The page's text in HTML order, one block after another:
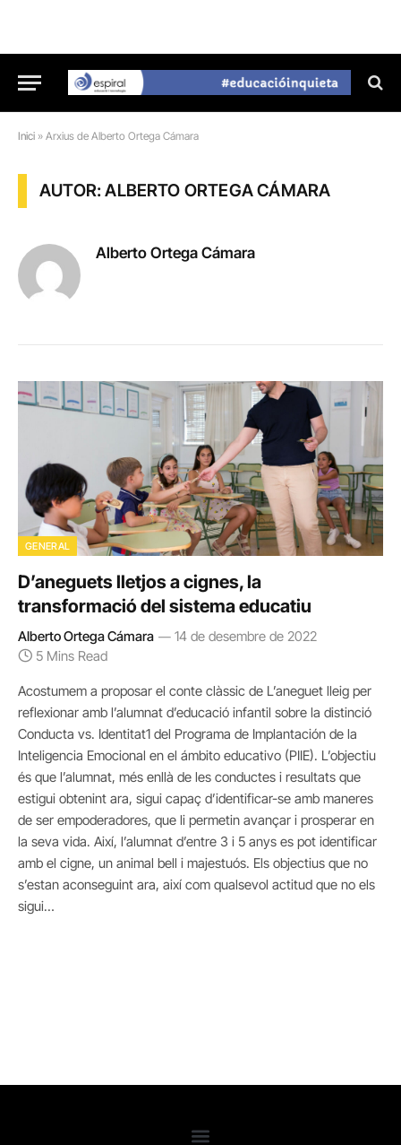
Inici » Arxius de Alberto Ortega Cámara
AUTOR: ALBERTO ORTEGA CÁMARA
Alberto Ortega Cámara
GENERAL
D’aneguets lletjos a cignes, la
transformació del sistema educatiu
Alberto Ortega Cámara
14 de desembre de 2022
5 Mins Read
Acostumem a proposar el conte clàssic de L’aneguet lleig per
reflexionar amb l’alumnat d’educació infantil sobre la distinció
Conducta vs. Identitat1 del Programa de Implantación de la
Inteligencia Emocional en el ámbito educativo (PIIE). L’objectiu
és que l’alumnat, més enllà de les conductes i resultats que
estigui obtenint ara, sigui capaç d’identificar-se amb maneres
de ser empoderadores, que li permetin avançar i prosperar en
la seva vida. Així, l’alumnat d’entre 3 i 5 anys es pot identificar
amb el cigne, un animal bell i majestuós. Els objectius que no
s’estan aconseguint ara, així com qualsevol actitud que no els
sigui…